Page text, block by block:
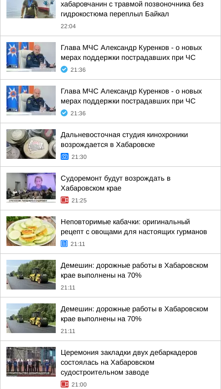
хабаровчанин с травмой позвоночника без
гидрокостюма переплыл Байкал
22:04
Глава МЧС Александр Куренков - о новых
мерах поддержки пострадавших при ЧС
21:36
Глава МЧС Александр Куренков - о новых
мерах поддержки пострадавших при ЧС
21:36
Дальневосточная студия кинохроники
возрождается в Хабаровске
21:30
Судоремонт будут возрождать в
Хабаровском крае
21:25
Неповторимые кабачки: оригинальный
рецепт с овощами для настоящих гурманов
21:11
Демешин: дорожные работы в Хабаровском
крае выполнены на 70%
21:11
Демешин: дорожные работы в Хабаровском
крае выполнены на 70%
21:11
Церемония закладки двух дебаркадеров
состоялась на Хабаровском
судостроительном заводе
21:00